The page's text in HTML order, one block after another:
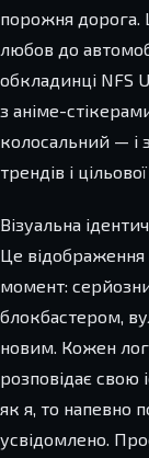
порожня дорога.
любов до
обкладинці NFS
з аніме-
колосальний — і
трендів і
Візуальна
Це
момент:
блокбастером,
новим. Кожен
розповідає свою
як я, то напевно
усвідомлено.